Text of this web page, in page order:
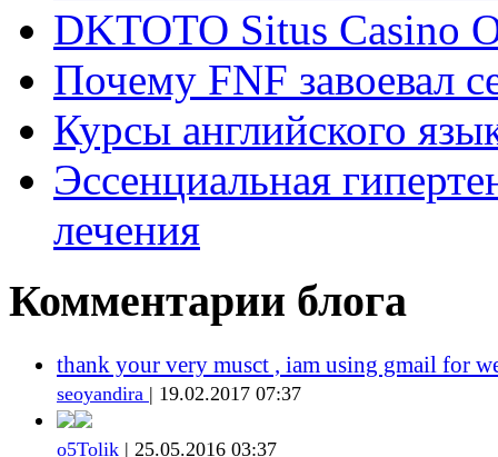
DKTOTO Situs Casino
Почему FNF завоевал
Курсы английского
Эссенциальная
лечения
Комментарии блога
thank your very musct , iam using gmail for
seoyandira | 19.02.2017 07:37
o5Tolik | 25.05.2016 03:37